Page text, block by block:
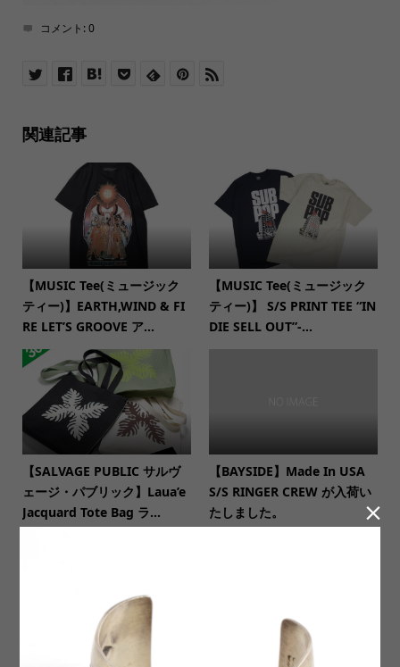
コメント:0
関連記事
【MUSIC Tee(ミュージック
ティー)】EARTH,WIND & FI
RE LET’S GROOVE ア...
【MUSIC Tee(ミュージック
ティー)】 S/S PRINT TEE “IN
DIE SELL OUT”-...
【SALVAGE PUBLIC サルヴ
ェージ・パブリック】Laua’e
Jacquard Tote Bag ラ...
【BAYSIDE】Made In USA
S/S RINGER CREW が入荷い
たしました。
【JHANKSON ジャンクソ
【LIFEWEAR ライフウェア】
